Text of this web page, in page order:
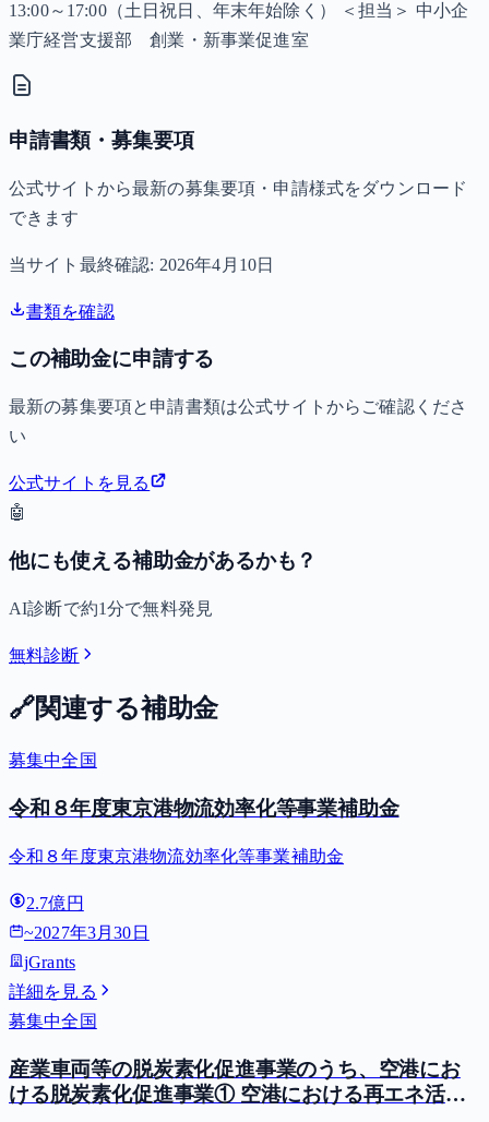
13:00～17:00（土日祝日、年末年始除く） ＜担当＞ 中小企
業庁経営支援部 創業・新事業促進室
申請書類・募集要項
公式サイトから最新の募集要項・申請様式をダウンロード
できます
当サイト最終確認: 2026年4月10日
書類を確認
この補助金に申請する
最新の募集要項と申請書類は公式サイトからご確認くださ
い
公式サイトを見る
🤖
他にも使える補助金があるかも？
AI診断で約1分で無料発見
無料診断
🔗関連する補助金
募集中全国
令和８年度東京港物流効率化等事業補助金
令和８年度東京港物流効率化等事業補助金
2.7億円
~2027年3月30日
jGrants
詳細を見る
募集中全国
産業車両等の脱炭素化促進事業のうち、空港にお
ける脱炭素化促進事業① 空港における再エネ活用